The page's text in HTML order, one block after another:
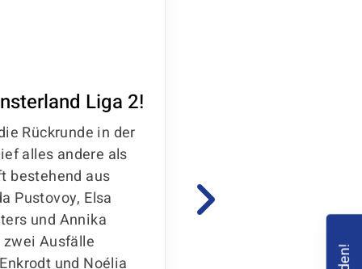
Liga 2!
Rückrunde in der
alles andere als
bestehend aus
Pustovoy, Elsa
und Annika
Ausfälle
und Noélia
Meisterschaften im